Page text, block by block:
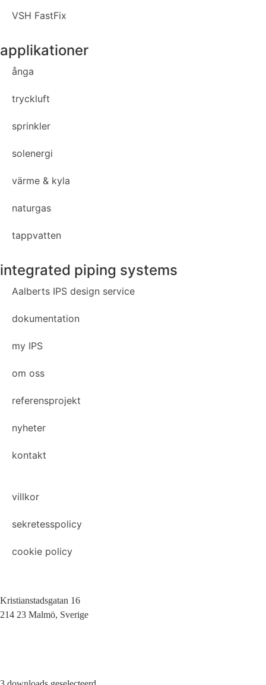
VSH FastFix
applikationer
ånga
tryckluft
sprinkler
solenergi
värme & kyla
naturgas
tappvatten
integrated piping systems
Aalberts IPS design service
dokumentation
my IPS
om oss
referensprojekt
nyheter
kontakt
villkor
sekretesspolicy
cookie policy
Kristianstadsgatan 16
214 23 Malmö, Sverige